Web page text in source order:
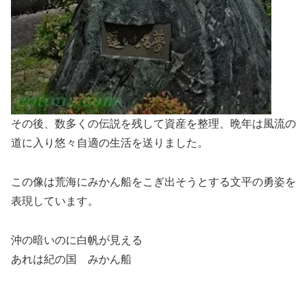
その後、数多くの伝説を残して資産を整理、晩年は風流の
道に入り悠々自適の生活を送りました。
この像は荒海にみかん船をこぎ出そうとする文平の勇姿を
表現しています。
沖の暗いのに白帆が見える
あれは紀の国 みかん船